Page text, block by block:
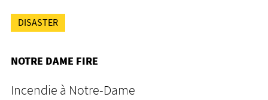
DISASTER
NOTRE DAME FIRE
Incendie à Notre-Dame